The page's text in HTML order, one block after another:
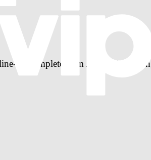
up completo com Anitta, Ivete